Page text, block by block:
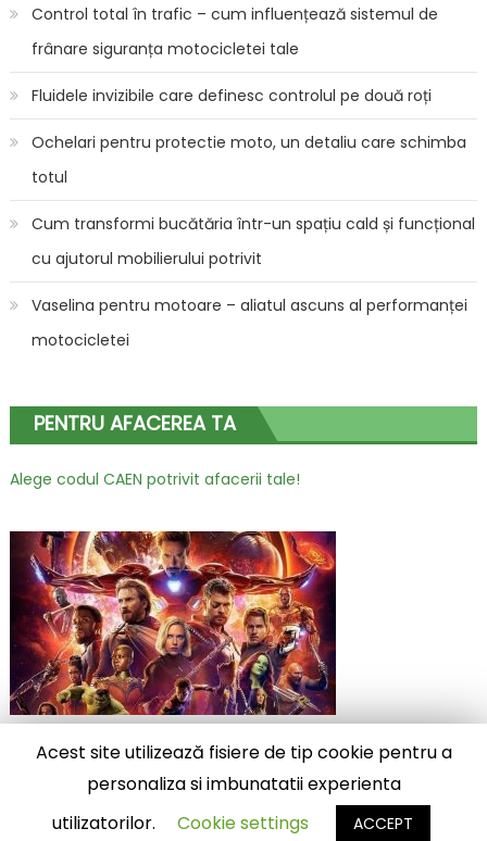
Control total în trafic – cum influențează sistemul de
frânare siguranța motocicletei tale
Fluidele invizibile care definesc controlul pe două roți
Ochelari pentru protectie moto, un detaliu care schimba
totul
Cum transformi bucătăria într-un spațiu cald și funcțional
cu ajutorul mobilierului potrivit
Vaselina pentru motoare – aliatul ascuns al performanței
motocicletei
PENTRU AFACEREA TA
Alege codul CAEN potrivit afacerii tale!
2025 stiridiverse.net|Eggnews byTheme Egg
Advertoriale premium – preturi atractive
Acest site utilizează fisiere de tip cookie pentru a
personaliza si imbunatatii experienta
utilizatorilor.
Cookie settings ACCEPT